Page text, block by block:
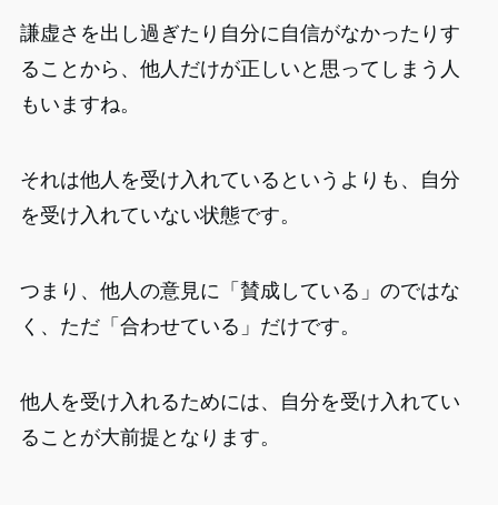
謙虚さを出し過ぎたり自分に自信がなかったりす
ることから、他人だけが正しいと思ってしまう人
もいますね。
それは他人を受け入れているというよりも、自分
を受け入れていない状態です。
つまり、他人の意見に「賛成している」のではな
く、ただ「合わせている」だけです。
他人を受け入れるためには、自分を受け入れてい
ることが大前提となります。